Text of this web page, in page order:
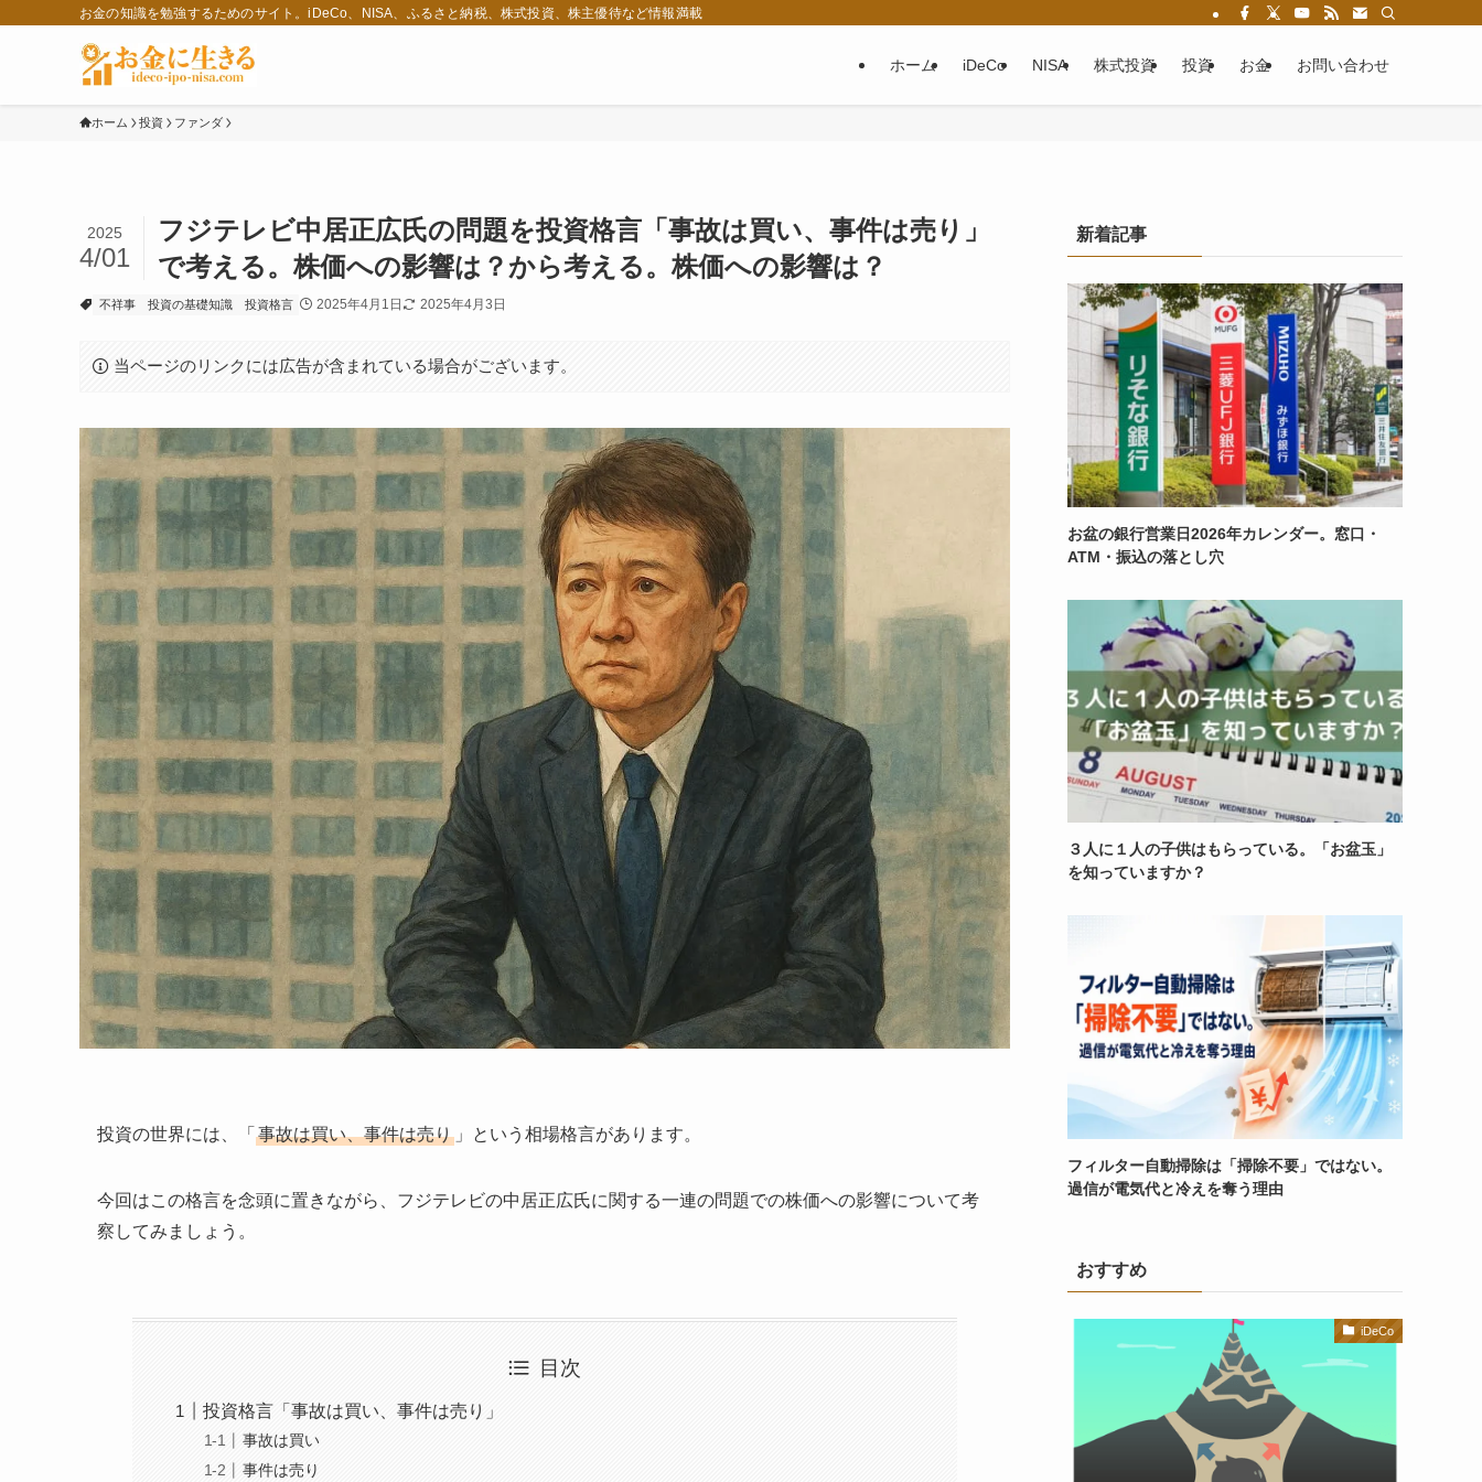
お金の知識を勉強するためのサイト。iDeCo、NISA、ふるさと納税、株式投資、株主優待など情報満載
ホーム iDeCo NISA 株式投資 投資 お金 お問い合わせ
ホーム 投資 ファンダ
フジテレビ中居正広氏の問題を投資格言「事故は買い、事件は売り」
で考える。株価への影響は？から考える。株価への影響は？
2025
4/01
不祥事 投資の基礎知識 投資格言 2025年4月1日 2025年4月3日
当ページのリンクには広告が含まれている場合がございます。
​投資の世界には、「 事故は買い、事件は売り 」という相場格言があります。
今回はこの格言を念頭に置きながら、フジテレビの中居正広氏に関する一連の問題での株価への影響について考
察してみましょう。
目次
投資格言「事故は買い、事件は売り」
事故は買い
事件は売り
新着記事
お盆の銀行営業日2026年カレンダー。窓口・
ATM・振込の落とし穴
３人に１人の子供はもらっている。「お盆玉」
を知っていますか？
フィルター自動掃除は「掃除不要」ではない。
過信が電気代と冷えを奪う理由
おすすめ
iDeCo